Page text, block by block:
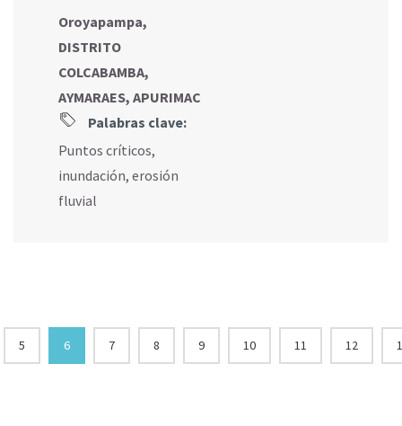
Oroyapampa,
DISTRITO
COLCABAMBA,
AYMARAES, APURIMAC
Palabras clave:
Puntos críticos,
inundación, erosión
fluvial
5 6 7 8 9 10 11 12